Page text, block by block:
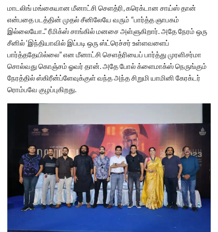
மாடலிங் மங்கையான மீனாட்சி செளத்ரி, கரெக்டான சாய்ஸ் தான்
என்பதை படத்தின் முதல் சீனிலேயே வரும் “பார்த்த ஞாபகம்
இல்லையோ..” ரீமிக்ஸ் சாங்கில் மனசை அள்ளுகிறார். அதே நேரம் ஒரு
சீனில் ‘இந்தியாவில் இப்படி ஒரு ஸ்ட்ரெச்சர் உள்ளவளைப்
பார்த்ததேயில்லை” என மீனாட்சி செளத்ரியைப் பார்த்து முரளிசர்மா
சொல்வது கொஞ்சம் ஓவர் தான். அதே போல் க்ளைமாக்ஸ் நெருங்கும்
நேரத்தில் ஸ்கிரீன்ப்ளேவுக்குள் வந்த அந்த சிறுமி யாமினி கேரக்டர்
ரொம்பவே குழப்புகிறது.